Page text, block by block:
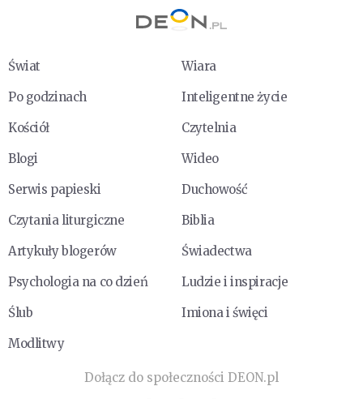
Świat
Wiara
Po godzinach
Inteligentne życie
Kościół
Czytelnia
Blogi
Wideo
Serwis papieski
Duchowość
Czytania liturgiczne
Biblia
Artykuły blogerów
Świadectwa
Psychologia na co dzień
Ludzie i inspiracje
Ślub
Imiona i święci
Modlitwy
Dołącz do społeczności DEON.pl